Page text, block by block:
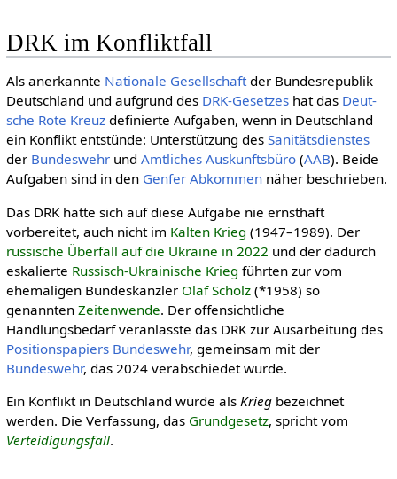
DRK im Konfliktfall
Als anerkannte Nationale Gesellschaftder Bundesrepublik
Deutschland und aufgrund des DRK-Gesetzeshat das Deut­
sche Rote Kreuzdefinierte Aufgaben, wenn in Deutschland
ein Konflikt entstünde: Unterstützung des Sanitätsdienstes
der Bundeswehrund Amtliches Auskunftsbüro(AAB). Beide
Aufgaben sind in den Genfer Abkommennäher beschrieben.
Das DRK hatte sich auf diese Aufgabe nie ernsthaft
vorbereitet, auch nicht im Kalten Krieg (1947–1989). Der
russische Überfall auf die Ukraine in 2022 und der dadurch
eskalierte Russisch-Ukrainische Krieg führten zur vom
ehemaligen Bundeskanzler Olaf Scholz(*1958) so
genannten Zeitenwende. Der offensichtliche
Handlungsbedarf veranlasste das DRK zur Ausarbeitung des
Positionspapiers Bundeswehr, gemeinsam mit der
Bundeswehr, das 2024 verabschiedet wurde.
Ein Konflikt in Deutschland würde als Kriegbezeichnet
werden. Die Verfassung, das Grundgesetz, spricht vom
Verteidigungsfall.